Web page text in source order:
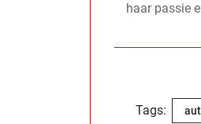
haar passie
Tags: